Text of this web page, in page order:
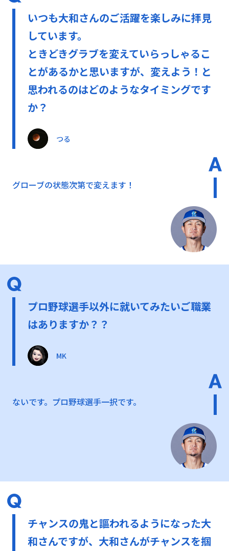
いつも大和さんのご活躍を楽しみに拝見
しています。
ときどきグラブを変えていらっしゃるこ
とがあるかと思いますが、変えよう！と
思われるのはどのようなタイミングです
か？
つる
グローブの状態次第で変えます！
プロ野球選手以外に就いてみたいご職業
はありますか？？
MK
ないです。プロ野球選手一択です。
チャンスの鬼と謳われるようになった大
和さんですが、大和さんがチャンスを掴